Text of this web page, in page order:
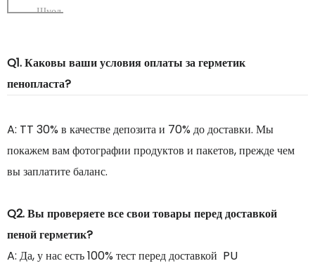
Шуод
Q1. Каковы ваши условия оплаты за герметик
пенопласта?
A: TT 30% в качестве депозита и 70% до доставки. Мы
покажем вам фотографии продуктов и пакетов, прежде чем
вы заплатите баланс.
Q2. Вы проверяете все свои товары перед доставкой
пеной герметик?
A: Да, у нас есть 100% тест перед доставкой PU